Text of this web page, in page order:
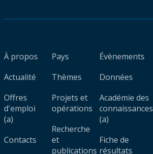
À propos
Actualité
Offres
d'emploi
(a)
Contacts
Pays
Thèmes
Projets et
opérations
Recherche
et
publications
Évènements
Données
Académie des
connaissances
(a)
Fiche de
résultats